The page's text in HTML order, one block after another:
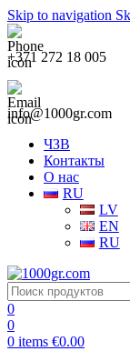
Skip to navigation
+371 272 18 005
info@1000gr.com
ЧЗВ
Контакты
О нас
RU
LV
EN
RU
0
0
0 items €0.00